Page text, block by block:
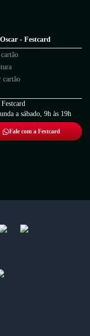
- Festcard
cartão
a sábado, 9h às 19h
Fale com a Festcard